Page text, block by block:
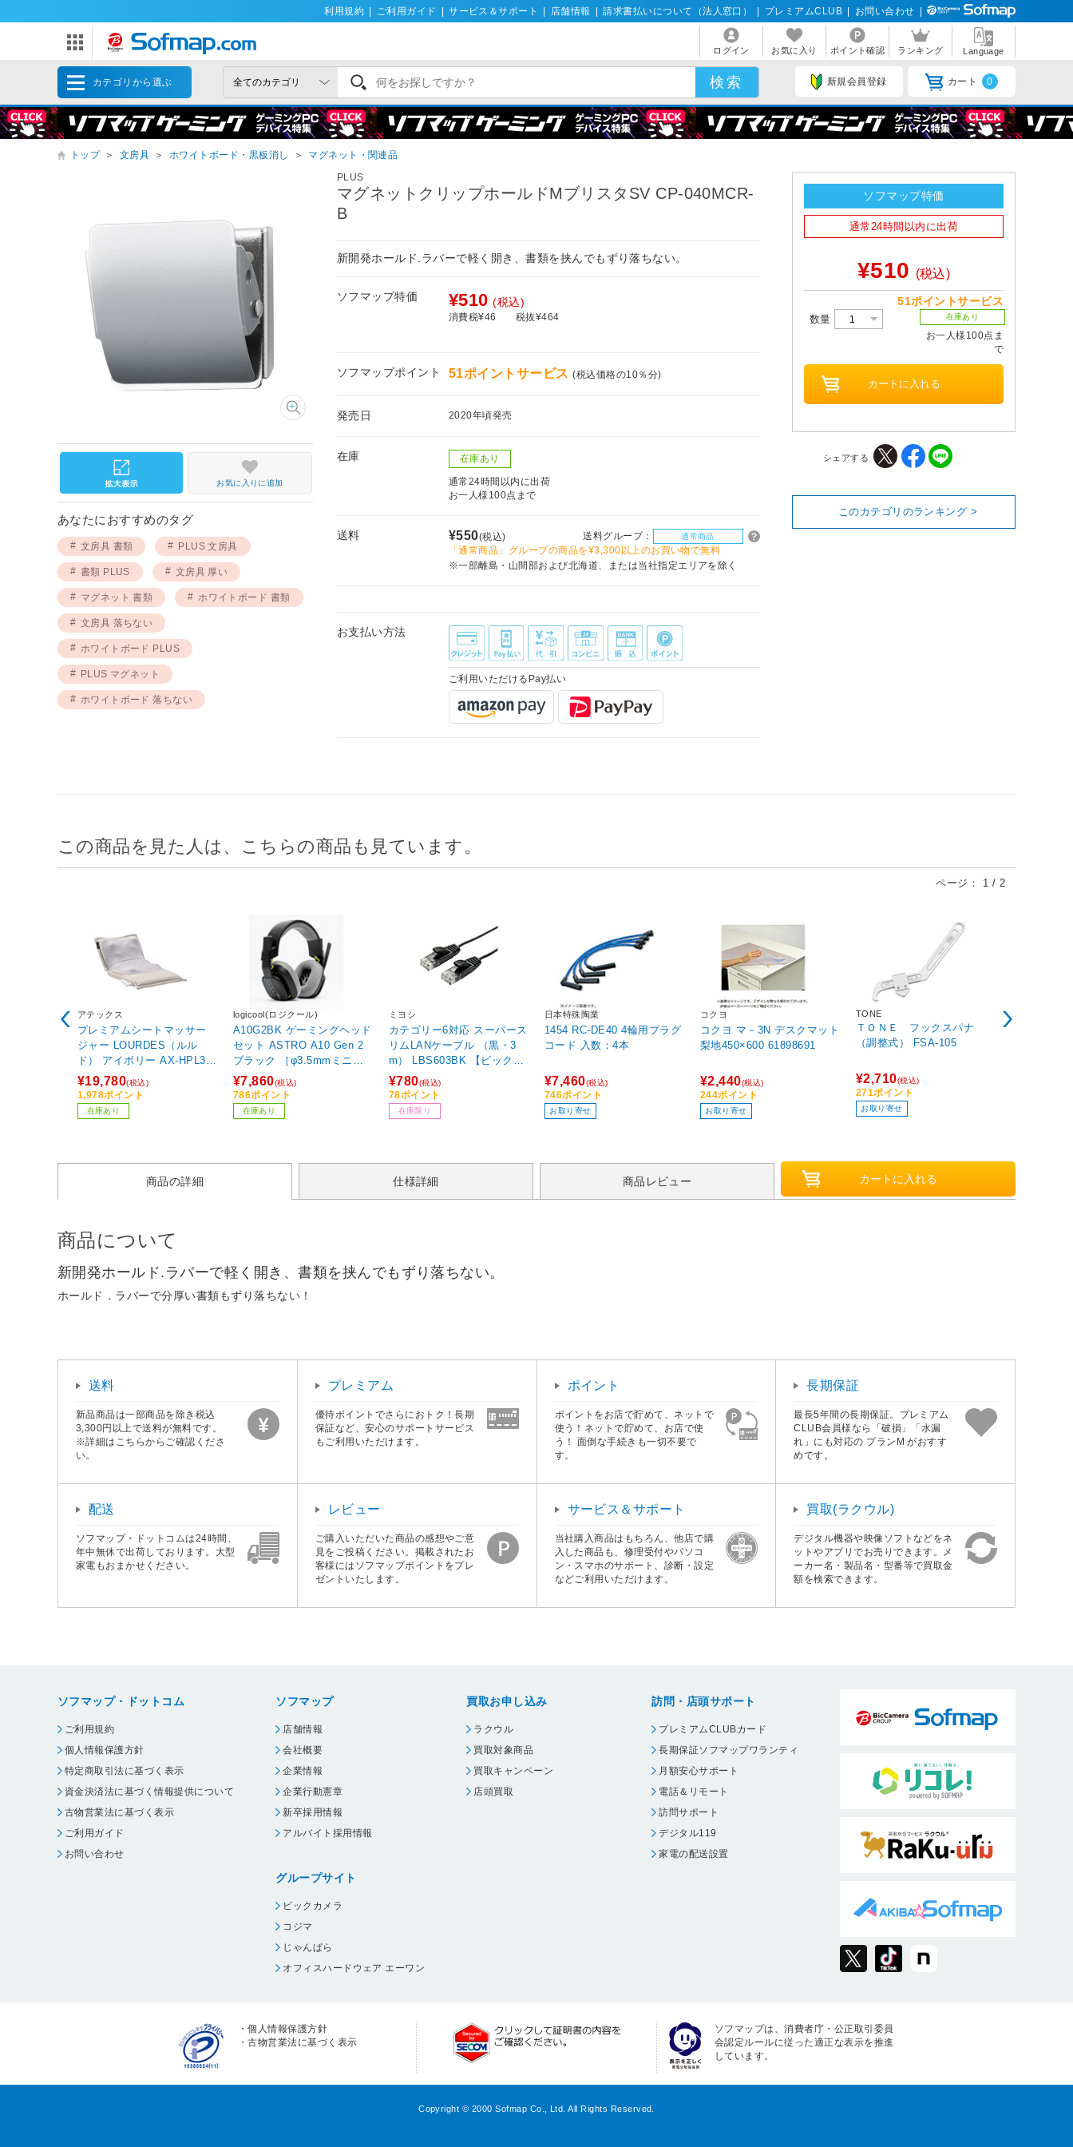
利用規約 ご利用ガイド サービス＆サポート 店舗情報 請求書払いについて（法人窓口） プレミアムCLUB お問い合わせ
ログイン お気に入り ポイント確認 ランキング Language
カテゴリから選ぶ 新規会員登録 カート 0
トップ ＞ 文房具 ＞ ホワイトボード・黒板消し ＞
マグネット・関連品
PLUS
マグネットクリップホールドMブリスタSV CP-040MCR-
B
新開発ホールド.ラバーで軽く開き、書類を挟んでもずり落ちない。
ソフマップ特価 ¥510 (税込)
消費税¥46 税抜¥464
ソフマップポイント 51ポイントサービス(税込価格の10％分)
発売日 2020年頃発売
在庫 在庫あり
通常24時間以内に出荷
お一人様100点まで
送料 ¥550(税込) 送料グループ： 通常商品
「通常商品」グループの商品を¥3,300以上のお買い物で無料
※一部離島・山間部および北海道、または当社指定エリアを除く
お支払い方法
ご利用いただけるPay払い
お気に入りに追加
あなたにおすすめのタグ
文房具 書類 PLUS 文房具
書類 PLUS 文房具 厚い
マグネット 書類 ホワイトボード 書類
文房具 落ちない
ホワイトボード PLUS
PLUS マグネット
ホワイトボード 落ちない
ソフマップ特価
通常24時間以内に出荷
¥510 (税込)
51ポイントサービス
数量 在庫あり
お一人様100点ま
で
シェアする
このカテゴリのランキング >
この商品を見た人は、こちらの商品も見ています。
ページ： 1 / 2
アテックス
プレミアムシートマッサー
ジャー LOURDES（ルル
ド） アイボリー AX-HPL36
8IV
¥19,780(税込)
1,978ポイント
在庫あり
logicool(ロジクール)
A10G2BK ゲーミングヘッド
セット ASTRO A10 Gen 2
ブラック ［φ3.5mmミニプ
ラグ /両耳 /ヘッドバンドタ
イプ］ 【864】
¥7,860(税込)
786ポイント
在庫あり
ミヨシ
カテゴリー6対応 スーパース
リムLANケーブル （黒・3
m） LBS603BK 【ビックカ
メラグループオリジナル】
¥780(税込)
78ポイント
在庫限り
日本特殊陶業
1454 RC-DE40 4輪用プラグ
コード 入数：4本
¥7,460(税込)
746ポイント
お取り寄せ
コクヨ
コクヨ マ－3N デスクマット
梨地450×600 61898691
¥2,440(税込)
244ポイント
お取り寄せ
TONE
ＴＯＮＥ フックスパナ
（調整式） FSA-105
¥2,710(税込)
271ポイント
お取り寄せ
商品の詳細 仕様詳細 商品レビュー
商品について
新開発ホールド.ラバーで軽く開き、書類を挟んでもずり落ちない。
ホールド．ラバーで分厚い書類もずり落ちない！
送料
新品商品は一部商品を除き税込
3,300円以上で送料が無料です。
※詳細はこちらからご確認くださ
い。
プレミアム
優待ポイントでさらにおトク！長期
保証など、安心のサポートサービス
もご利用いただけます。
ポイント
ポイントをお店で貯めて、ネットで
使う！ネットで貯めて、お店で使
う！ 面倒な手続きも一切不要で
す。
長期保証
最長5年間の長期保証。プレミアム
CLUB会員様なら「破損」「水漏
れ」にも対応の プランM がおすす
めです。
配送
ソフマップ・ドットコムは24時間、
年中無休で出荷しております。大型
家電もおまかせください。
レビュー
ご購入いただいた商品の感想やご意
見をご投稿ください。掲載されたお
客様にはソフマップポイントをプレ
ゼントいたします。
サービス＆サポート
当社購入商品はもちろん、他店で購
入した商品も、修理受付やパソコ
ン・スマホのサポート、診断・設定
などご利用いただけます。
買取(ラクウル)
デジタル機器や映像ソフトなどをネ
ットやアプリでお売りできます。メ
ーカー名・製品名・型番等で買取金
額を検索できます。
ソフマップ・ドットコム
ご利用規約
個人情報保護方針
特定商取引法に基づく表示
資金決済法に基づく情報提供について
古物営業法に基づく表示
ご利用ガイド
お問い合わせ
ソフマップ
店舗情報
会社概要
企業情報
企業行動憲章
新卒採用情報
アルバイト採用情報
グループサイト
ビックカメラ
コジマ
じゃんぱら
オフィスハードウェア エーワン
買取お申し込み
ラクウル
買取対象商品
買取キャンペーン
店頭買取
訪問・店頭サポート
プレミアムCLUBカード
長期保証ソフマップワランティ
月額安心サポート
電話＆リモート
訪問サポート
デジタル119
家電の配送設置
・個人情報保護方針
・古物営業法に基づく表示
ソフマップは、消費者庁・公正取引委員
会認定ルールに従った適正な表示を推進
しています。
Copyright © 2000 Sofmap Co., Ltd. All Rights Reserved.